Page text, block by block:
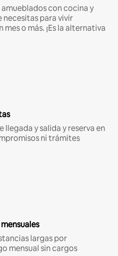
con cocina y
necesitas para vivir
o más. ¡Es la alternativa
llegada y salida y reserva en
ni trámites
largas por
mensual sin cargos